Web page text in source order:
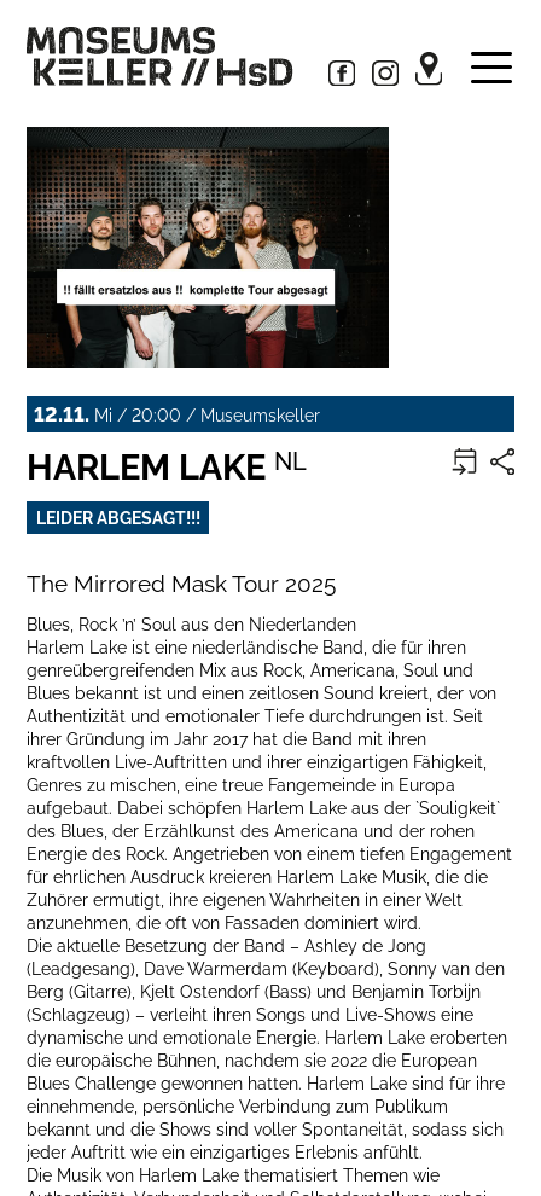
12.11. Mi / 20:00 / Museumskeller
HARLEM LAKE NL
LEIDER ABGESAGT!!!
The Mirrored Mask Tour 2025
Blues, Rock ’n’ Soul aus den Niederlanden
Harlem Lake ist eine niederländische Band, die für ihren
genreübergreifenden Mix aus Rock, Americana, Soul und
Blues bekannt ist und einen zeitlosen Sound kreiert, der von
Authentizität und emotionaler Tiefe durchdrungen ist. Seit
ihrer Gründung im Jahr 2017 hat die Band mit ihren
kraftvollen Live-Auftritten und ihrer einzigartigen Fähigkeit,
Genres zu mischen, eine treue Fangemeinde in Europa
aufgebaut. Dabei schöpfen Harlem Lake aus der `Souligkeit`
des Blues, der Erzählkunst des Americana und der rohen
Energie des Rock. Angetrieben von einem tiefen Engagement
für ehrlichen Ausdruck kreieren Harlem Lake Musik, die die
Zuhörer ermutigt, ihre eigenen Wahrheiten in einer Welt
anzunehmen, die oft von Fassaden dominiert wird.
Die aktuelle Besetzung der Band – Ashley de Jong
(Leadgesang), Dave Warmerdam (Keyboard), Sonny van den
Berg (Gitarre), Kjelt Ostendorf (Bass) und Benjamin Torbijn
(Schlagzeug) – verleiht ihren Songs und Live-Shows eine
dynamische und emotionale Energie. Harlem Lake eroberten
die europäische Bühnen, nachdem sie 2022 die European
Blues Challenge gewonnen hatten. Harlem Lake sind für ihre
einnehmende, persönliche Verbindung zum Publikum
bekannt und die Shows sind voller Spontaneität, sodass sich
jeder Auftritt wie ein einzigartiges Erlebnis anfühlt.
Die Musik von Harlem Lake thematisiert Themen wie